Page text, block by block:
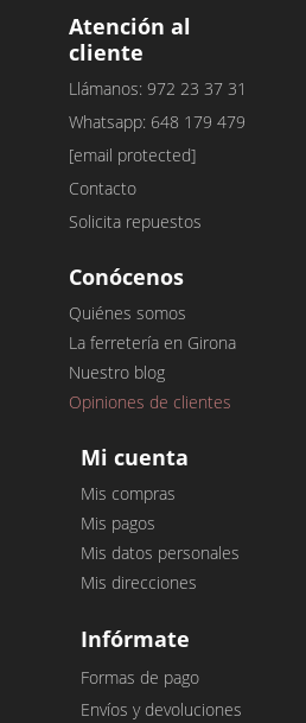
Atención al
cliente
Llámanos: 972 23 37 31
Whatsapp: 648 179 479
[email protected]
Contacto
Solicita repuestos
Conócenos
Quiénes somos
La ferretería en Girona
Nuestro blog
Opiniones de clientes
Mi cuenta
Mis compras
Mis pagos
Mis datos personales
Mis direcciones
Infórmate
Formas de pago
Envíos y devoluciones